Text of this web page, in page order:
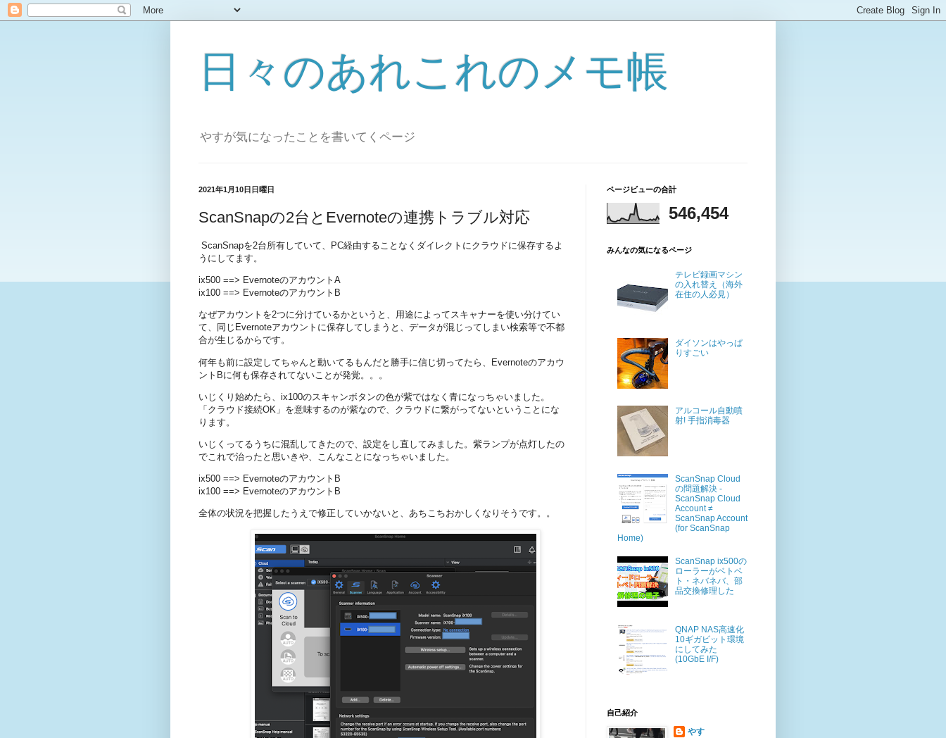
日々のあれこれのメモ帳
やすが気になったことを書いてくページ
2021年1月10日日曜日
ScanSnapの2台とEvernoteの連携トラブル対応
ScanSnapを2台所有していて、PC経由することなくダイレクトにクラウドに保存するよ
うにしてます。
ix500 ==> EvernoteのアカウントA
ix100 ==> EvernoteのアカウントB
なぜアカウントを2つに分けているかというと、用途によってスキャナーを使い分けてい
て、同じEvernoteアカウントに保存してしまうと、データが混じってしまい検索等で不都
合が生じるからです。
何年も前に設定してちゃんと動いてるもんだと勝手に信じ切ってたら、Evernoteのアカウ
ントBに何も保存されてないことが発覚。。。
いじくり始めたら、ix100のスキャンボタンの色が紫ではなく青になっちゃいました。
「クラウド接続OK」を意味するのが紫なので、クラウドに繋がってないということにな
ります。
いじくってるうちに混乱してきたので、設定をし直してみました。紫ランプが点灯したの
でこれで治ったと思いきや、こんなことになっちゃいました。
ix500 ==> EvernoteのアカウントB
ix100 ==> EvernoteのアカウントB
全体の状況を把握したうえで修正していかないと、あちこちおかしくなりそうです。。
ページビューの合計
546,454
みんなの気になるページ
テレビ録画マシン
の入れ替え（海外
在住の人必見）
ダイソンはやっぱ
りすごい
アルコール自動噴
射! 手指消毒器
ScanSnap Cloud
の問題解決 -
ScanSnap Cloud
Account ≠
ScanSnap Account
(for ScanSnap
Home)
ScanSnap ix500の
ローラーがベトベ
ト・ネバネバ、部
品交換修理した
QNAP NAS高速化
10ギガビット環境
にしてみた
(10GbE I/F)
自己紹介
やす